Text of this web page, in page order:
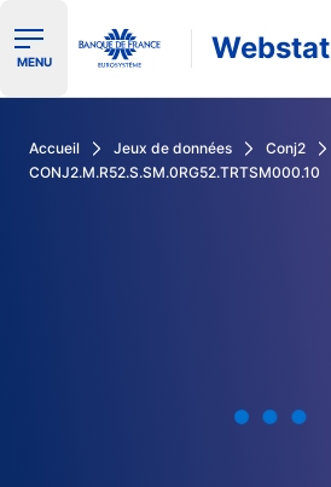
Ouvrir le menu de navigation
MENU Webstat
Accueil Jeux de données
Conj2
CONJ2.M.R52.S.SM.0RG52.TRTSM000.10